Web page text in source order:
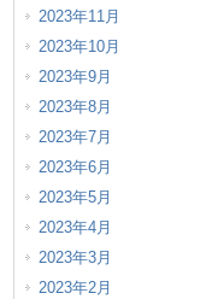
2023年11月
2023年10月
2023年9月
2023年8月
2023年7月
2023年6月
2023年5月
2023年4月
2023年3月
2023年2月